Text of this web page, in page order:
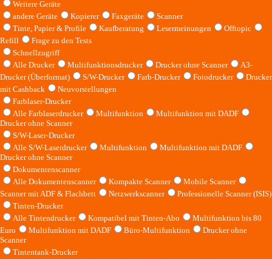
Weitere Geräte
andere Geräte
Kopierer Faxgeräte
Scanner
Tinte, Papier & Profile
Kaufberatung Lesermeinungen
Offtopic
Refill
Frage zu den Tests
Schnellzugriff
Alle Drucker
Multifunktionsdrucker Drucker ohne Scanner
A3-
Drucker (Überformat)
S/W-Drucker Farb-Drucker Fotodrucker
Drucker
mit Cashback
Neuvorstellungen
Farblaser-Drucker
Alle Farblaserdrucker
Multifunktion
Multifunktion mit DADF
Drucker ohne Scanner
S/W-Laser-Drucker
Alle S/W-Laserdrucker
Multifunktion
Multifunktion mit DADF
Drucker ohne Scanner
Dokumentenscanner
Alle Dokumentenscanner
Kompakte Scanner
Mobile Scanner
Scanner mit ADF & Flachbett
Netzwerkscanner
Professionelle Scanner (ISIS)
Tinten-Drucker
Alle Tintendrucker
Kompatibel mit Tinten-Abo
Multifunktion bis 80
Euro
Multifunktion mit DADF Büro-Multifunktion
Drucker ohne
Scanner
Tintentank-Drucker